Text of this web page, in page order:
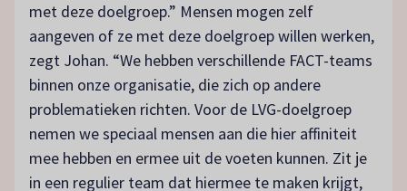
met deze doelgroep.” Mensen mogen zelf
aangeven of ze met deze doelgroep willen werken,
zegt Johan. “We hebben verschillende FACT-teams
binnen onze organisatie, die zich op andere
problematieken richten. Voor de LVG-doelgroep
nemen we speciaal mensen aan die hier affiniteit
mee hebben en ermee uit de voeten kunnen. Zit je
in een regulier team dat hiermee te maken krijgt,